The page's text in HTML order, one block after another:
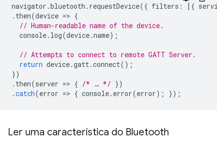
navigator .bluetooth . requestDevice({ filters : [{
. then(device => {
// Human-readable name of the device.
console. log(device.name);
// Attempts to connect to remote GATT Server.
return device.gatt.connect();
})
. then(server => { /* … */ })
.catch(error => { console. error(error); });
Ler uma característica do Bluetooth